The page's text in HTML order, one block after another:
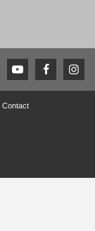
Contact